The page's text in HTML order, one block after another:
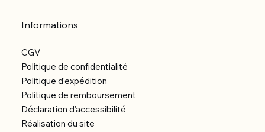
Informations
CGV
Politique de confidentialité
Politique d'expédition
Politique de remboursement
Déclaration d'accessibilité
Réalisation du site